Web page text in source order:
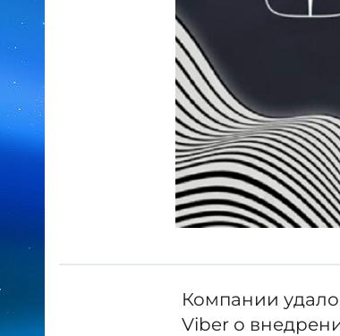
Компании
Viber о